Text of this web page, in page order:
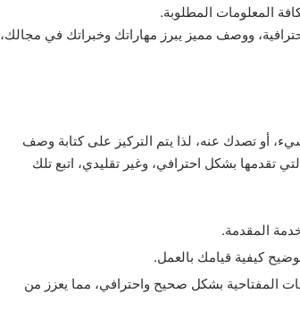
المعلومات المطلوبة.
ووصف مميز يبرز مهاراتك وخبراتك في مجالك،
أو تصدك عنه، لذا يتم التركيز على كتابة وصف
تقدمها بشكل احترافي، وغير تقليدي، اتبع تلك
المقدمة.
كيفية قيامك بالعمل.
المفتاحية بشكل صحيح واحترافي، مما يعزز من